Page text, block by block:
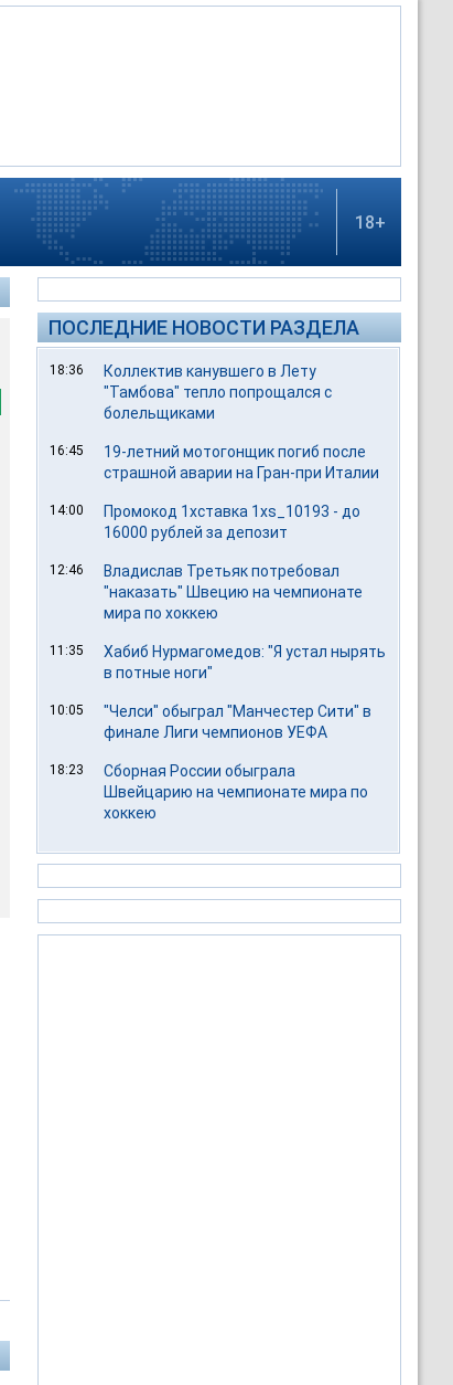
18+
ПОСЛЕДНИЕ НОВОСТИ РАЗДЕЛА
18:36
Коллектив канувшего в Лету
"Тамбова" тепло попрощался с
болельщиками
16:45
19-летний мотогонщик погиб после
страшной аварии на Гран-при Италии
14:00
Промокод 1хставка 1xs_10193 - до
16000 рублей за депозит
12:46
Владислав Третьяк потребовал
"наказать" Швецию на чемпионате
мира по хоккею
11:35
Хабиб Нурмагомедов: "Я устал нырять
в потные ноги"
10:05
"Челси" обыграл "Манчестер Сити" в
финале Лиги чемпионов УЕФА
18:23
Сборная России обыграла
Швейцарию на чемпионате мира по
хоккею